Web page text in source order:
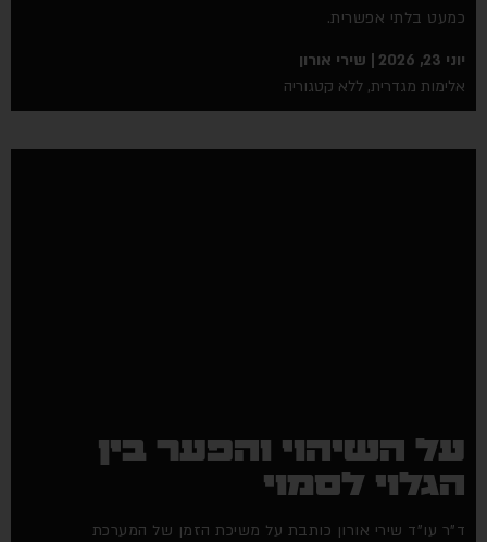
כמעט בלתי אפשרית.
יוני 23, 2026
שירי אורון
אלימות מגדרית, ללא קטגוריה
על השיהוי והפער בין
הגלוי לסמוי
ד"ר עו"ד שירי אורון כותבת על משיכת הזמן של המערכת